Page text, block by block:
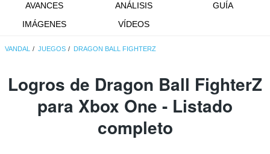
AVANCES
ANÁLISIS
GUÍA
IMÁGENES
VÍDEOS
VANDAL JUEGOS DRAGON BALL FIGHTERZ
Logros de Dragon Ball FighterZ
para Xbox One - Listado
completo